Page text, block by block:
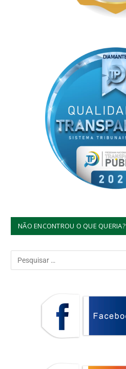
NÃO ENCONTROU O QUE QUERIA?